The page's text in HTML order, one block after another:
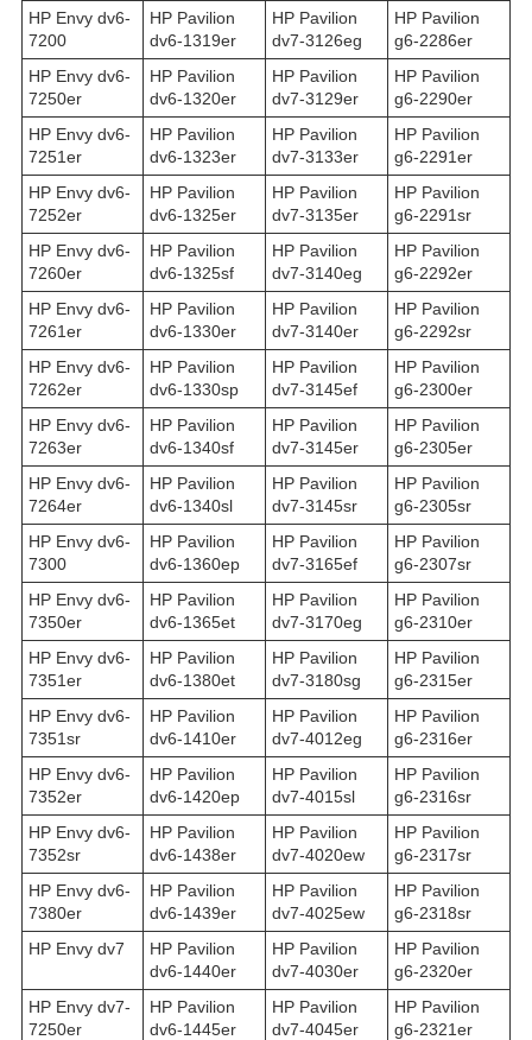
HP Envy dv6-
7200
HP Pavilion
dv6-1319er
HP Pavilion
dv7-3126eg
HP Pavilion
g6-2286er
HP Envy dv6-
7250er
HP Pavilion
dv6-1320er
HP Pavilion
dv7-3129er
HP Pavilion
g6-2290er
HP Envy dv6-
7251er
HP Pavilion
dv6-1323er
HP Pavilion
dv7-3133er
HP Pavilion
g6-2291er
HP Envy dv6-
7252er
HP Pavilion
dv6-1325er
HP Pavilion
dv7-3135er
HP Pavilion
g6-2291sr
HP Envy dv6-
7260er
HP Pavilion
dv6-1325sf
HP Pavilion
dv7-3140eg
HP Pavilion
g6-2292er
HP Envy dv6-
7261er
HP Pavilion
dv6-1330er
HP Pavilion
dv7-3140er
HP Pavilion
g6-2292sr
HP Envy dv6-
7262er
HP Pavilion
dv6-1330sp
HP Pavilion
dv7-3145ef
HP Pavilion
g6-2300er
HP Envy dv6-
7263er
HP Pavilion
dv6-1340sf
HP Pavilion
dv7-3145er
HP Pavilion
g6-2305er
HP Envy dv6-
7264er
HP Pavilion
dv6-1340sl
HP Pavilion
dv7-3145sr
HP Pavilion
g6-2305sr
HP Envy dv6-
7300
HP Pavilion
dv6-1360ep
HP Pavilion
dv7-3165ef
HP Pavilion
g6-2307sr
HP Envy dv6-
7350er
HP Pavilion
dv6-1365et
HP Pavilion
dv7-3170eg
HP Pavilion
g6-2310er
HP Envy dv6-
7351er
HP Pavilion
dv6-1380et
HP Pavilion
dv7-3180sg
HP Pavilion
g6-2315er
HP Envy dv6-
7351sr
HP Pavilion
dv6-1410er
HP Pavilion
dv7-4012eg
HP Pavilion
g6-2316er
HP Envy dv6-
7352er
HP Pavilion
dv6-1420ep
HP Pavilion
dv7-4015sl
HP Pavilion
g6-2316sr
HP Envy dv6-
7352sr
HP Pavilion
dv6-1438er
HP Pavilion
dv7-4020ew
HP Pavilion
g6-2317sr
HP Envy dv6-
7380er
HP Pavilion
dv6-1439er
HP Pavilion
dv7-4025ew
HP Pavilion
g6-2318sr
HP Envy dv7
HP Pavilion
dv6-1440er
HP Pavilion
dv7-4030er
HP Pavilion
g6-2320er
HP Envy dv7-
7250er
HP Pavilion
dv6-1445er
HP Pavilion
dv7-4045er
HP Pavilion
g6-2321er